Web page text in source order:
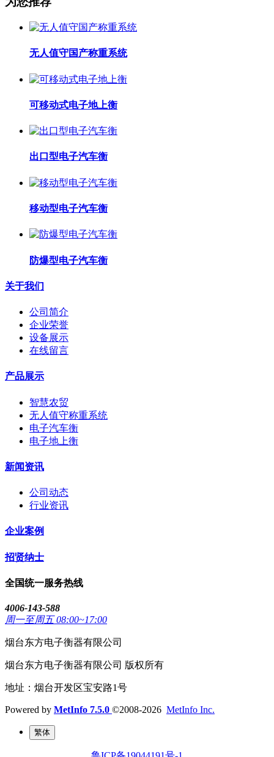
无人值守国产称重系统
可移动式电子地上衡
出口型电子汽车衡
移动型电子汽车衡
防爆型电子汽车衡
关于我们
公司简介
企业荣誉
设备展示
在线留言
产品展示
智慧农贸
无人值守称重系统
电子汽车衡
电子地上衡
新闻资讯
公司动态
行业资讯
企业案例
招贤纳士
全国统一服务热线
4006-143-588
周一至周五 08:00~17:00
烟台东方电子衡器有限公司
烟台东方电子衡器有限公司 版权所有
地址：烟台开发区宝安路1号
Powered by MetInfo 7.5.0 ©2008-2026 MetInfo Inc.
繁体